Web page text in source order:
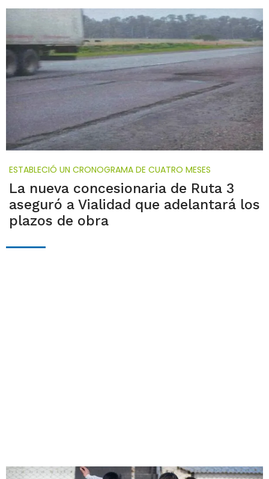
ESTABLECIÓ UN CRONOGRAMA DE CUATRO MESES
La nueva concesionaria de Ruta 3
aseguró a Vialidad que adelantará los
plazos de obra